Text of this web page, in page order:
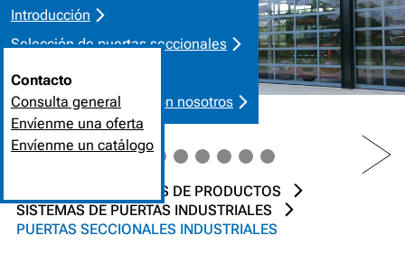
Introducción
Selección de puertas seccionales
Calidad y servicio
Póngase en contacto con nosotros
Contacto
Consulta general
Envíenme una oferta
Envíenme un catálogo
PREV NEXT
SOLUCIONES DE PRODUCTOS
SISTEMAS DE PUERTAS INDUSTRIALES
PUERTAS SECCIONALES INDUSTRIALES